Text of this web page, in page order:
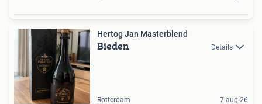
Hertog Jan Masterblend
Bieden Details
Rotterdam 7 aug 26